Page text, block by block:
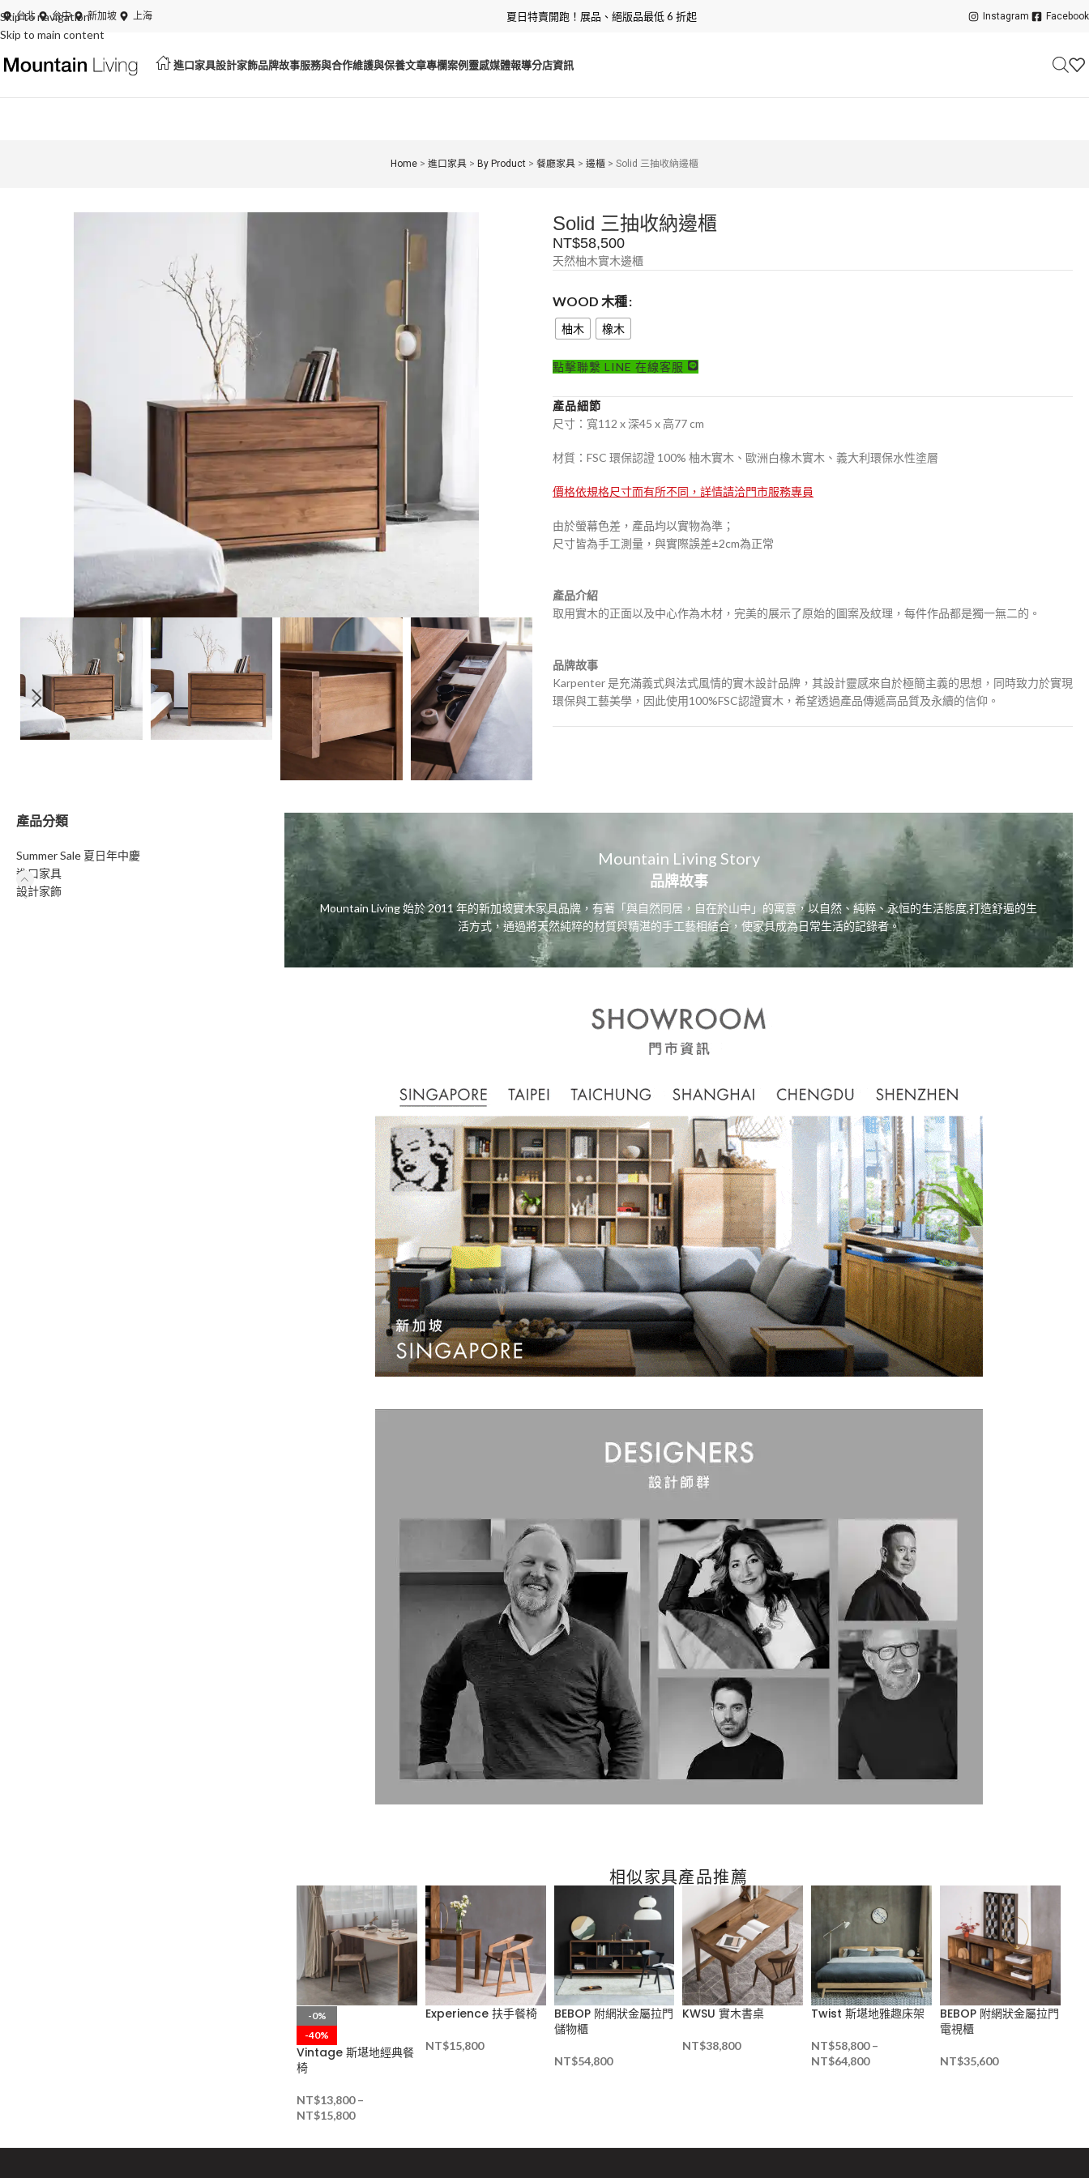
Skip to navigation
Skip to main content
台北 台中 新加坡 上海
夏日特賣開跑！展品、絕版品最低 6 折起 夏日特賣開跑！展品、絕版品最低 6 折起 Instagram Facebook
進口家具設計家飾品牌故事服務與合作維護與保養文章專欄案例靈感媒體報導分店資訊
Home> 進口家具> By Product> 餐廳家具> 邊櫃> Solid 三抽收納邊櫃
Solid 三抽收納邊櫃
NT$58,500
天然柚木實木邊櫃
WOOD 木種
柚木 橡木
點擊聯繫 LINE 在線客服
產品細節
尺寸：寬112 x 深45 x 高77 cm
材質：FSC 環保認證 100% 柚木實木、歐洲白橡木實木、義大利環保水性塗層
價格依規格尺寸而有所不同，詳情請洽門市服務專員
由於螢幕色差，產品均以實物為準；
尺寸皆為手工測量，與實際誤差±2cm為正常
產品介紹
取用實木的正面以及中心作為木材，完美的展示了原始的圖案及紋理，每件作品都是獨一無二的。
品牌故事
Karpenter 是充滿義式與法式風情的實木設計品牌，其設計靈感來自於極簡主義的思想，同時致力於實現
環保與工藝美學，因此使用100%FSC認證實木，希望透過產品傳遞高品質及永續的信仰。
產品分類
Summer Sale 夏日年中慶
進口家具
設計家飾
Mountain Living Story
品牌故事
Mountain Living 始於 2011 年的新加坡實木家具品牌，有著「與自然同居，自在於山中」的寓意，以自然、純粹、永恒的生活態度,打造舒遍的生
活方式，通過將天然純粹的材質與精湛的手工藝相結合，使家具成為日常生活的記錄者。
相似家具產品推薦
-0%
-40%
Vintage 斯堪地經典餐
椅
NT$13,800 –
NT$15,800
Experience 扶手餐椅
NT$15,800
BEBOP 附網狀金屬拉門
儲物櫃
NT$54,800
KWSU 實木書桌
NT$38,800
Twist 斯堪地雅趣床架
NT$58,800 –
NT$64,800
BEBOP 附網狀金屬拉門
電視櫃
NT$35,600